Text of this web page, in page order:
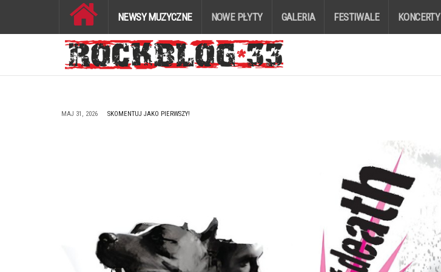
NEWSY MUZYCZNE NOWE PŁYTY GALERIA FESTIWALE KONCERTY
MAJ 31, 2026 SKOMENTUJ JAKO PIERWSZY!